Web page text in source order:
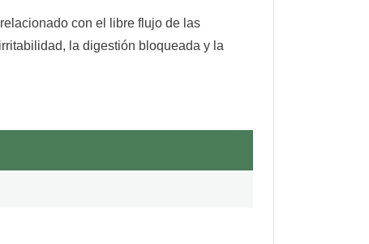
con el libre flujo de las
la digestión bloqueada y la